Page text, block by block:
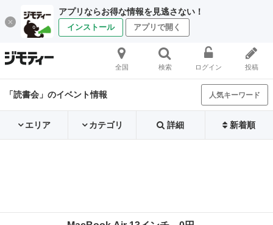
アプリならお得な情報を見逃さない！
インストール アプリで開く
全国 検索 ログイン 投稿
「読書会」のイベント情報 人気キーワード
エリア カテゴリ 詳細 新着順